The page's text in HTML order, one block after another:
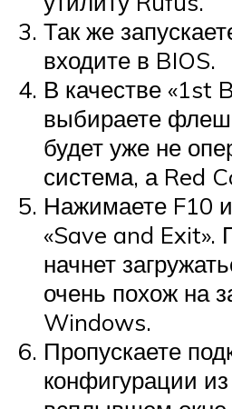
Так же
входите в BIOS.
В качестве «1st
выбираете
будет уже не
система, а Red
Нажимаете F10
«Save and Exit».
начнет
очень похож на
Windows.
Пропускаете
конфигурации